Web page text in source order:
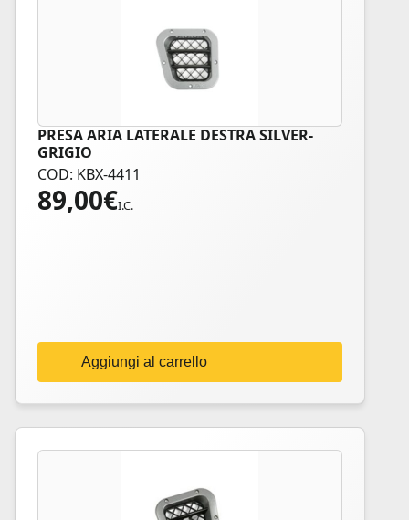
PRESA ARIA LATERALE DESTRA SILVER-
GRIGIO
COD: KBX-4411
89,00€I.C.
Aggiungi al carrello